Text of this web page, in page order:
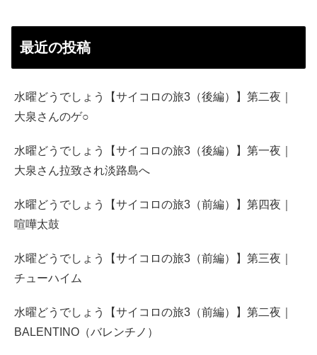
最近の投稿
水曜どうでしょう【サイコロの旅3（後編）】第二夜｜
大泉さんのゲ○
水曜どうでしょう【サイコロの旅3（後編）】第一夜｜
大泉さん拉致され淡路島へ
水曜どうでしょう【サイコロの旅3（前編）】第四夜｜
喧嘩太鼓
水曜どうでしょう【サイコロの旅3（前編）】第三夜｜
チューハイム
水曜どうでしょう【サイコロの旅3（前編）】第二夜｜
BALENTINO（バレンチノ）